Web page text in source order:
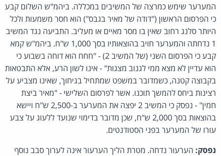
המערער שימש כמרצה של המשיבים במכללה. ביהמ"ש השלום קבע
כי הפרסום הראשון ("דודה של מאיר בגבס") הוא חסר משמעות ולכל
היותר סלנג רחוב שאין בו מסר מאיים או מעליב. התביעה נגד המשיב
1 נדחתה והמערער חויב בהוצאותיו בסך 1,000 ש"ח. ביהמ"ש קמא
קבע כי הפרסום השני (של המשיב 2) - "חחח הוא דוחה בשבוע כי
הוא עדיין לא מצא ממי לגנוב מצגות" - אינו לשון הרע, אלא התבטאות
בקבוצה קטנה, כשמדובר במשפט שמתחיל בגיחוך, שאינו מצביע על
רצינות ביחס להמשך תוכנו. אשר לפרסום השלישי - "מאיר ביצת
חמין" - נפסק כי המשיב 2 יפצה את המערער ב-2,500 ש"ח ויישא
בהוצאות בסך 2,000 ש"ח, שכן מדובר בדימוי שנועד ללעוג על צבע
עורו של המערער בפני הסטודנטים.
נפסק: הערעור נדחה. מטרת הליך הערעור אינה לערוך סבב נוסף